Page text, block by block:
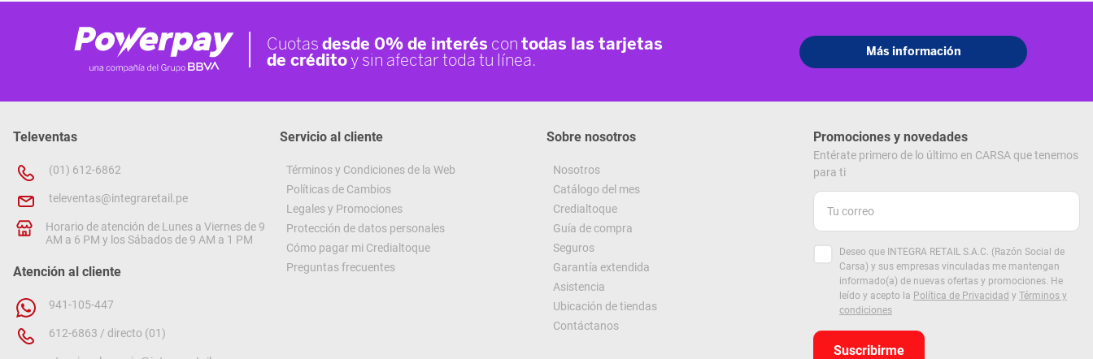
Televentas
(01) 612-6862
televentas@integraretail.pe
Horario de atención de Lunes a Viernes de 9
AM a 6 PM y los Sábados de 9 AM a 1 PM
Atención al cliente
941-105-447
612-6863 / directo (01)
Servicio al cliente
Términos y Condiciones de la Web
Políticas de Cambios
Legales y Promociones
Protección de datos personales
Cómo pagar mi Credialtoque
Preguntas frecuentes
Sobre nosotros
Nosotros
Catálogo del mes
Credialtoque
Guía de compra
Seguros
Garantía extendida
Asistencia
Ubicación de tiendas
Contáctanos
Promociones y novedades
Entérate primero de lo último en CARSA que tenemos
para ti
Deseo que INTEGRA RETAIL S.A.C. (Razón Social de
Carsa) y sus empresas vinculadas me mantengan
informado(a) de nuevas ofertas y promociones. He
leído y acepto la Política de Privacidad y Términos y
condiciones
Suscribirme